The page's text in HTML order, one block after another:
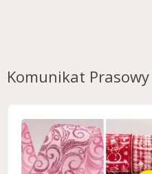
Komunikat Prasowy